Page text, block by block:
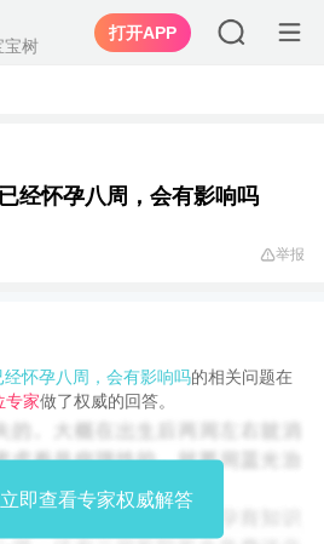
宝树
打开APP
经怀孕八周，会有影响吗
举报
怀孕八周，会有影响吗的相关问题在
专家做了权威的回答。
即查看专家权威解答